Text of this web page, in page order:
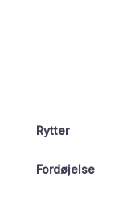
Rytter
Fordøjelse